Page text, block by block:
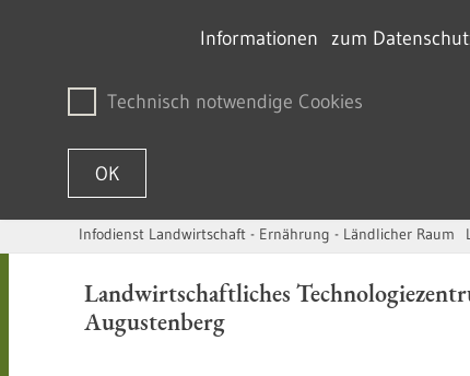
Informationen zum
Technisch notwendige Cookies
OK
Skip to content
Infodienst Landwirtschaft - Ernährung - Ländlicher Raum
Landwirtschaftliches
Augustenberg